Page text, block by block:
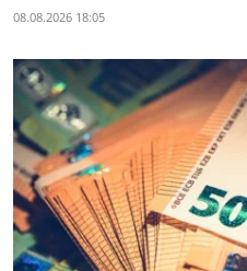
08.08.2026 18:05